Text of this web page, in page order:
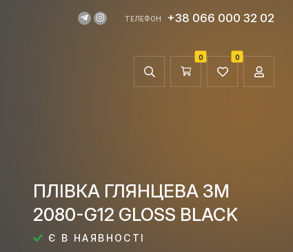
ТЕЛЕФОН +38 066 000 32 02
0 0
ПЛІВКА ГЛЯНЦЕВА 3M
2080-G12 GLOSS BLACK
Є В НАЯВНОСТІ